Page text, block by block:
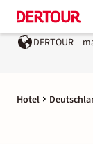
DERTOUR –
Hotel